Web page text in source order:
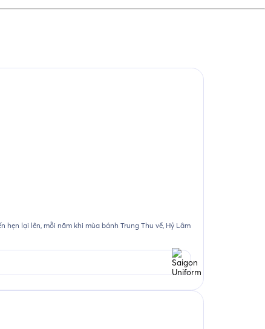
lại lên, mỗi năm khi mùa bánh Trung Thu về, Hỷ Lâm